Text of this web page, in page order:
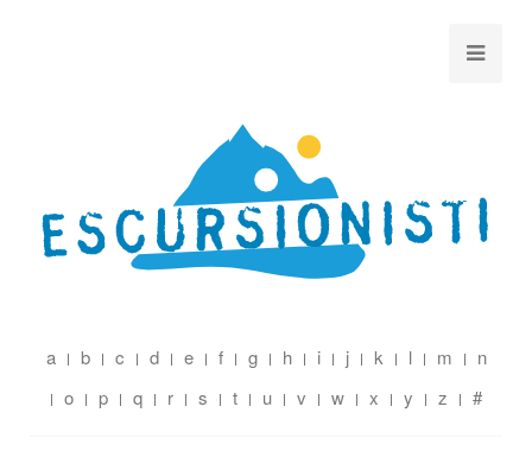
a b c d e f g h i j k l m
n
o
p q r s t u v w x y z #